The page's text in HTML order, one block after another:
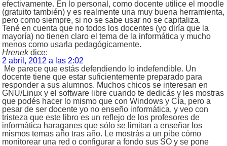
efectivamente. En lo personal, como docente utilice el moodle
(gratuito también) y es realmente una muy buena herramienta,
pero como siempre, si no se sabe usar no se capitaliza.
Tené en cuenta que no todos los docentes (yo diría que la
mayoría) no tienen claro el tema de la informática y mucho
menos como usarla pedagógicamente.
Hrenek dice:
2 abril, 2012 a las 2:02
Me parece que estás defendiendo lo indefendible. Un
docente tiene que estar suficientemente preparado para
responder a sus alumnos. Muchos chicos se interesan en
GNU/Linux y el software libre cuando te dedicás y les mostras
que podés hacer lo mismo que con Windows y Cía, pero a
pesar de ser docente yo no enseño informática, y veo con
tristeza que este libro es un reflejo de los profesores de
informática haraganes que sólo se limitan a enseñar los
mismos temas año tras año. Le mostrás a un pibe cómo
monitorear una red o configurar a fondo sus SO y se pone